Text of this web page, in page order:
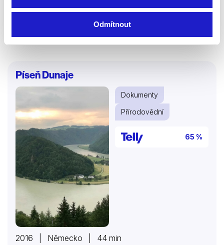
Odmítnout
meteorologem Joem Merchantem vyzkoušíme, zda
lze žraločí útoky předpovídat podobně jako počasí.
Píseň Dunaje
Dokumenty
Přírodovědní
65 %
2016 | Německo | 44 min